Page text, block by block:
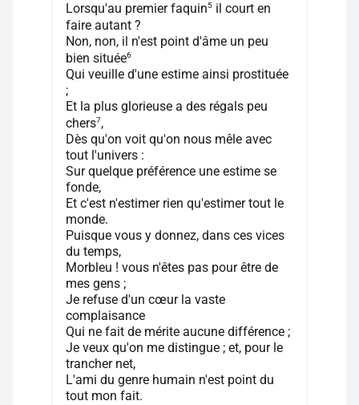
Lorsqu'au premier faquin5 il court en
faire autant ?
Non, non, il n'est point d'âme un peu
bien située6
Qui veuille d'une estime ainsi prostituée
;
Et la plus glorieuse a des régals peu
chers7,
Dès qu'on voit qu'on nous mêle avec
tout l'univers :
Sur quelque préférence une estime se
fonde,
Et c'est n'estimer rien qu'estimer tout le
monde.
Puisque vous y donnez, dans ces vices
du temps,
Morbleu ! vous n'êtes pas pour être de
mes gens ;
Je refuse d'un cœur la vaste
complaisance
Qui ne fait de mérite aucune différence ;
Je veux qu'on me distingue ; et, pour le
trancher net,
L'ami du genre humain n'est point du
tout mon fait.